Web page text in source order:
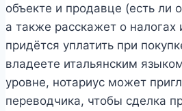
объекте и продавце (есть ли
а также расскажет о налогах
придётся уплатить при
владеете итальянским
уровне, нотариус может
переводчика, чтобы сделка